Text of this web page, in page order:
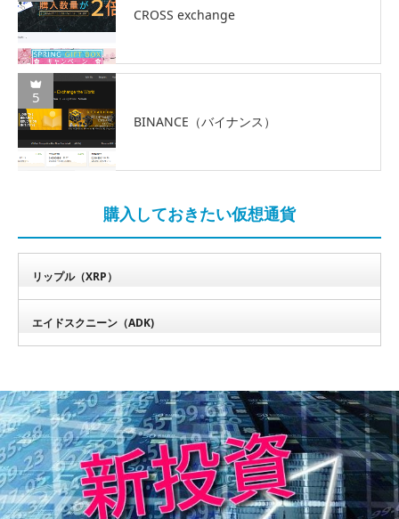
CROSS exchange
5
BINANCE（バイナンス）
購入しておきたい仮想通貨
リップル（XRP）
エイドスクニーン（ADK)